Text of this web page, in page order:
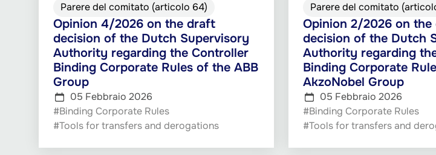
Opinion 4/2026 on the draft
decision of the Dutch Supervisory
Authority regarding the Controller
Binding Corporate Rules of the ABB
Group
Parere del comitato (articolo 64)
05 Febbraio 2026
#Binding Corporate Rules
#Tools for transfers and derogations
Opinion 2/2026 on
decision of the Dutch
Authority regarding
Binding Corporate
AkzoNobel Group
Parere del comitato
05 Febbraio 2026
#Binding Corporate Rules
#Tools for transfers and